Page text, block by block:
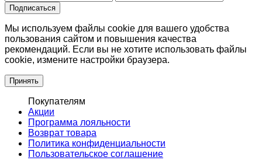
Подписаться
Мы используем файлы cookie для вашего удобства
пользования сайтом и повышения качества
рекомендаций. Если вы не хотите использовать файлы
cookie, измените настройки браузера.
Принять
Покупателям
Акции
Программа лояльности
Возврат товара
Политика конфиденциальности
Пользовательское соглашение